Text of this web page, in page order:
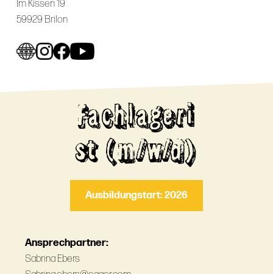
Im Kissen 19
59929 Brilon
Fachlageri
st (m/w/d)
Ausbildungstart: 2026
Ansprechpartner:
Sabrina Ebers